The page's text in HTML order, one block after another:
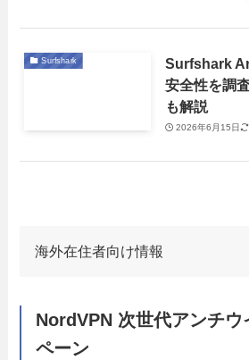
Surfshark
Surfshark
安全性を調
も解説
2026年6月15日
海外在住者向け情報
NordVPN 次世代アンチウ
ペーン